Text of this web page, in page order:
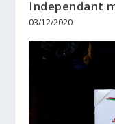
Independant
03/12/2020